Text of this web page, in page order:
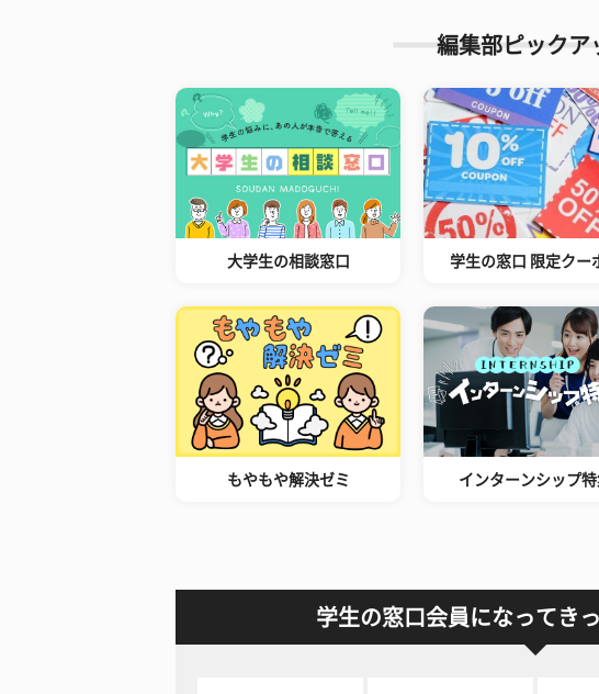
編集部ピックア
大学生の相談窓口 学生の窓口 限定クー
もやもや解決ゼミ インターンシップ
学生の窓口会員になってき